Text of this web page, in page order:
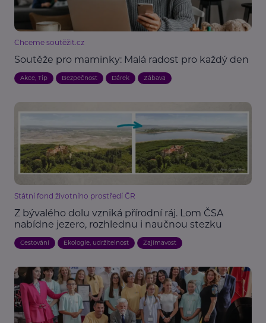
Chceme soutěžit.cz
Soutěže pro maminky: Malá radost pro každý den
Akce, Tip Bezpečnost Dárek Zábava
Státní fond životního prostředí ČR
Z bývalého dolu vzniká přírodní ráj. Lom ČSA
nabídne jezero, rozhlednu i naučnou stezku
Cestování Ekologie, udržitelnost Zajímavost